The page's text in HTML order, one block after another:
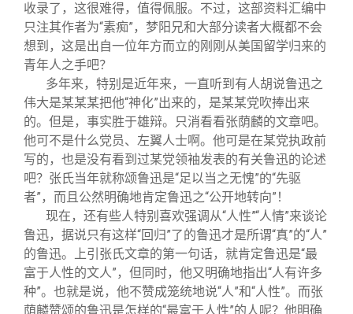
收录了，这很难得，值得佩服。不过，这部资料汇编中
只注其作者为“素痴”，梦阳兄和大部分读者大概都不会
想到，这是出自一位年方而立的刚刚从美国留学归来的
青年人之手吧？
多年来，特别是近年来，一直听到有人胡说鲁迅之
伟大是某某某把他“神化”出来的，是某某党吹捧出来
的。但是，事实胜于雄辩。只消看看张荫麟的文章吧。
他可不是什么党员、左翼人士啊。他可是在某党执政前
写的，也是没有看到过某党领袖发表的有关鲁迅的论述
吧？张氏当年就称颂鲁迅是“足以当之无愧”的“先驱
者”，而且公然明确地肯定鲁迅之“公开地转向”！
现在，还有些人特别喜欢强调从“人性”“人情”来谈论
鲁迅，据说只有这样“回归”了的鲁迅才是所谓“真”的“人”
的鲁迅。上引张氏文章的第一句话，就肯定鲁迅是“最
富于人性的文人”，但同时，他又明确地指出“人有许多
种”。也就是说，他不赞成笼统地说“人”和“人性”。而张
荫麟赞颂的鲁迅是怎样的“最富于人性”的人呢？他明确